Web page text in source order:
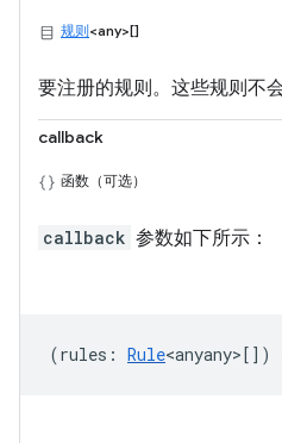
规则<any>[]
要注册的规则。这些规则不
callback
函数（可选）
callback 参数如下所示：
(rules : Rule<anyany> [])